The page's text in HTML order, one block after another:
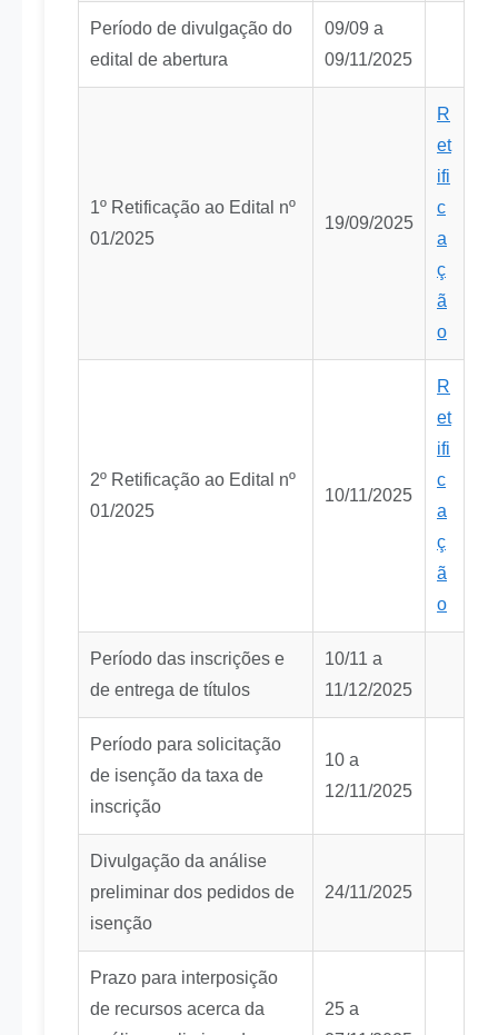
Período de divulgação do
edital de abertura
09/09 a
09/11/2025
1º Retificação ao Edital nº
01/2025
19/09/2025
R
et
ifi
c
a
ç
ã
o
2º Retificação ao Edital nº
01/2025
10/11/2025
R
et
ifi
c
a
ç
ã
o
Período das inscrições e
de entrega de títulos
10/11 a
11/12/2025
Período para solicitação
de isenção da taxa de
inscrição
10 a
12/11/2025
Divulgação da análise
preliminar dos pedidos de
isenção
24/11/2025
Prazo para interposição
de recursos acerca da
25 a